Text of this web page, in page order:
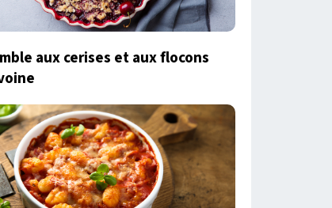
aux cerises et aux flocons